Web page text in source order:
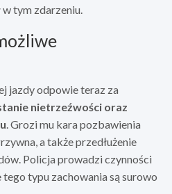
tym zdarzeniu.
jazdy odpowie teraz za
nietrzeźwości oraz
. Grozi mu kara pozbawienia
a także przedłużenie
Policja prowadzi czynności
typu zachowania są surowo